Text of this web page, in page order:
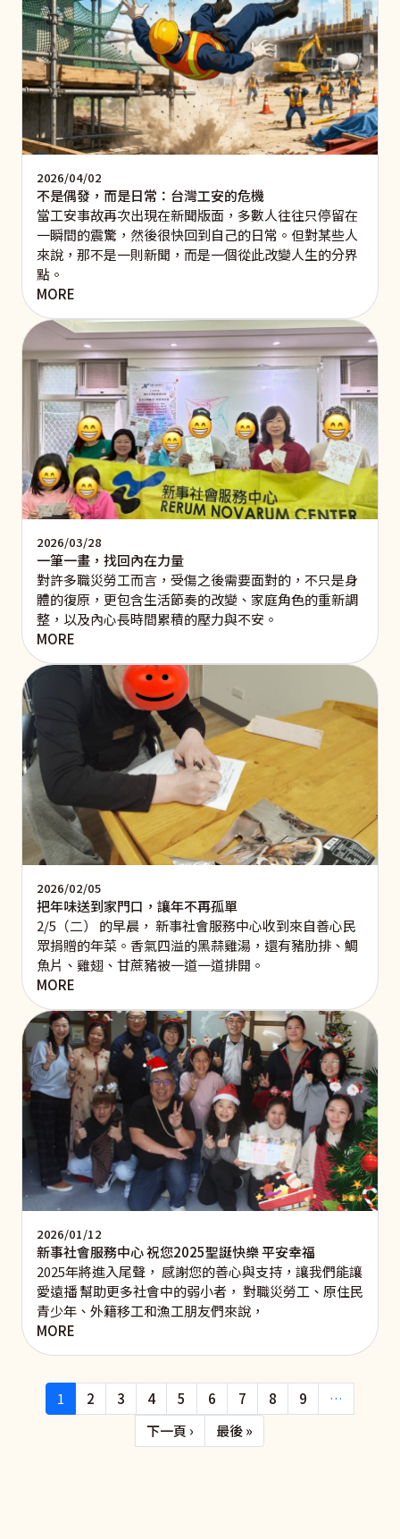
2026/04/02
不是偶發，而是日常：台灣工安的危機
當工安事故再次出現在新聞版面，多數人往往只停留在
一瞬間的震驚，然後很快回到自己的日常。但對某些人
來說，那不是一則新聞，而是一個從此改變人生的分界
點。
MORE
2026/03/28
一筆一畫，找回內在力量
對許多職災勞工而言，受傷之後需要面對的，不只是身
體的復原，更包含生活節奏的改變、家庭角色的重新調
整，以及內心長時間累積的壓力與不安。
MORE
2026/02/05
把年味送到家門口，讓年不再孤單
2/5（二） 的早晨， 新事社會服務中心收到來自善心民
眾捐贈的年菜。香氣四溢的黑蒜雞湯，還有豬肋排、鯛
魚片、雞翅、甘蔗豬被一道一道排開。
MORE
2026/01/12
新事社會服務中心 祝您2025聖誕快樂 平安幸福
2025年將進入尾聲， 感謝您的善心與支持，讓我們能讓
愛遠播 幫助更多社會中的弱小者， 對職災勞工、原住民
青少年、外籍移工和漁工朋友們來說，
MORE
Pagination
1 2 3 4 5 6 7 8 9
…
下一頁 › 下一頁最後 »